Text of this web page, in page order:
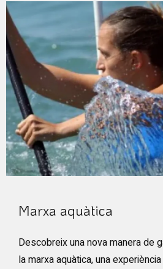
Marxa aquàtica
Descobreix una nova manera de
la marxa aquàtica, una